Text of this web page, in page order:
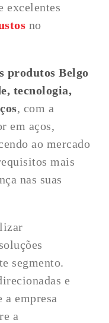
excelentes
no
produtos Belgo
tecnologia,
, com a
em aços,
ao mercado
mais
nas suas
segmento.
e
a empresa
a